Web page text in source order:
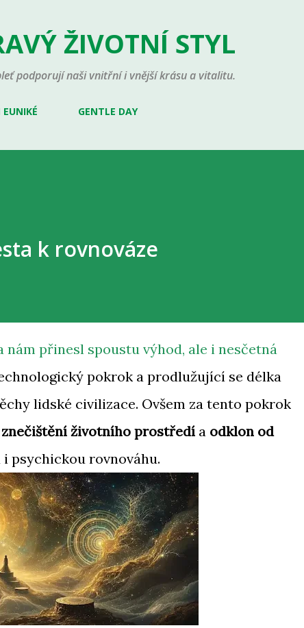
ŽIVOTNÍ STYL
podporují naši vnitřní i vnější krásu a vitalitu.
EUNIKÉ GENTLE DAY
k rovnováze
nám přinesl spoustu výhod, ale i nesčetná
pokrok a prodlužující se délka
lidské civilizace. Ovšem za tento pokrok
znečištění životního prostředí a odklon od
psychickou rovnováhu.